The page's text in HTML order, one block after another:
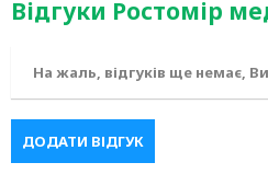
Відгуки Ростомір
На жаль, відгуків ще немає,
ДОДАТИ ВІДГУК